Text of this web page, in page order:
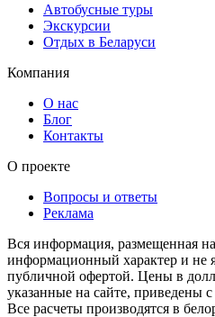
Автобусные туры
Экскурсии
Отдых в Беларуси
Компания
О нас
Блог
Контакты
О проекте
Вопросы и ответы
Реклама
Вся информация, размещенная
информационный характер и не
публичной офертой. Цены в
указанные на сайте, приведены
Все расчеты производятся в